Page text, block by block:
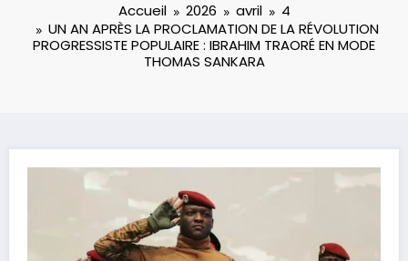
Accueil 2026 avril
4
UN AN APRÈS LA PROCLAMATION DE LA RÉVOLUTION
PROGRESSISTE POPULAIRE : IBRAHIM TRAORÉ EN MODE
THOMAS SANKARA